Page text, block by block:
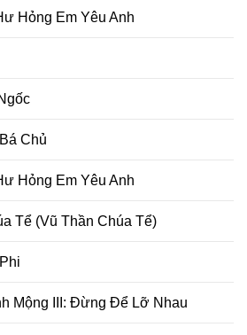
Hỏng Em Yêu Anh
Chủ
Hỏng Em Yêu Anh
Tể (Vũ Thần Chúa Tể)
Mộng III: Đừng Để Lỡ Nhau